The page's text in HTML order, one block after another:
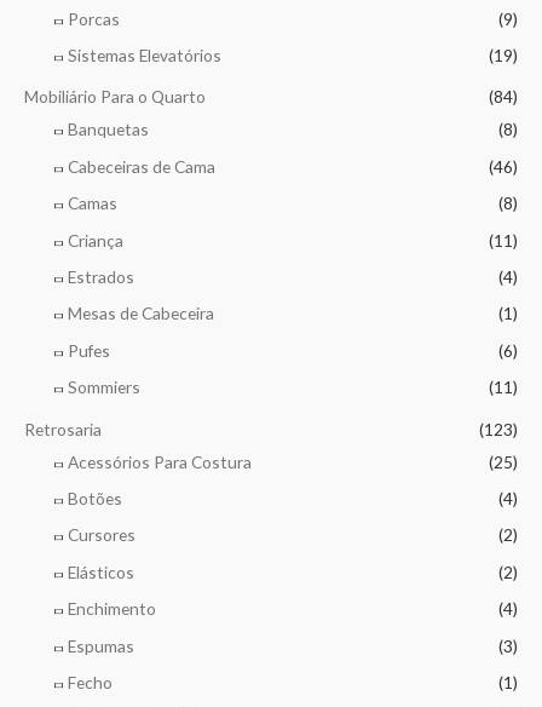
Porcas
(9)
Sistemas Elevatórios
(19)
Mobiliário Para o Quarto
(84)
Banquetas
(8)
Cabeceiras de Cama
(46)
Camas
(8)
Criança
(11)
Estrados
(4)
Mesas de Cabeceira
(1)
Pufes
(6)
Sommiers
(11)
Retrosaria
(123)
Acessórios Para Costura
(25)
Botões
(4)
Cursores
(2)
Elásticos
(2)
Enchimento
(4)
Espumas
(3)
Fecho
(1)